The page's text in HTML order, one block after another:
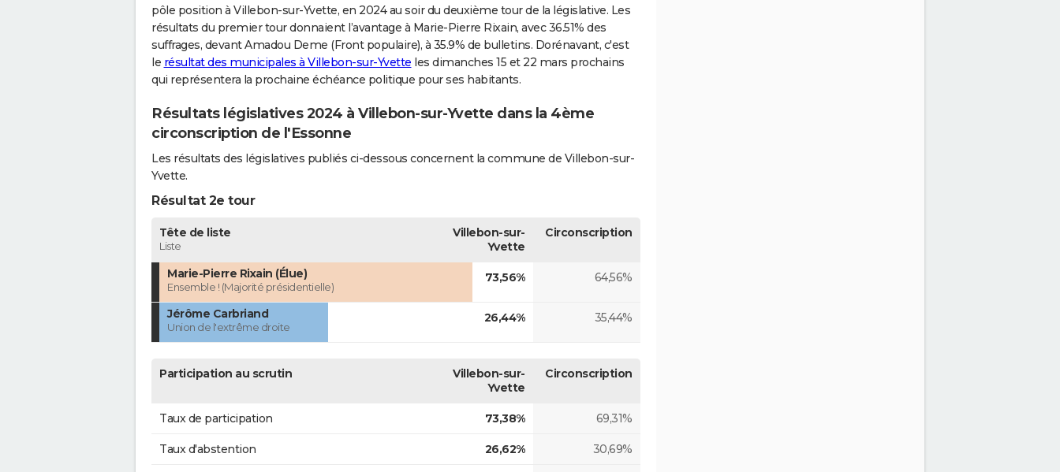
pôle position à Villebon-sur-Yvette, en 2024 au soir du deuxième tour de la législative. Les
résultats du premier tour donnaient l’avantage à Marie-Pierre Rixain, avec 36.51% des
suffrages, devant Amadou Deme (Front populaire), à 35.9% de bulletins. Dorénavant, c'est
le résultat des municipales à Villebon-sur-Yvette les dimanches 15 et 22 mars prochains
qui représentera la prochaine échéance politique pour ses habitants.
Résultats législatives 2024 à Villebon-sur-Yvette dans la 4ème
circonscription de l'Essonne
Les résultats des législatives publiés ci-dessous concernent la commune de Villebon-sur-
Yvette.
Résultat 2e tour
Tête de liste
Liste
Villebon-sur-
Yvette
Circonscription
Marie-Pierre Rixain (Élue)
Ensemble ! (Majorité présidentielle)
73,56% 64,56%
Jérôme Carbriand
Union de l'extrême droite
26,44% 35,44%
Participation au scrutin
Villebon-sur-
Yvette
Circonscription
Taux de participation 73,38% 69,31%
Taux d'abstention 26,62% 30,69%